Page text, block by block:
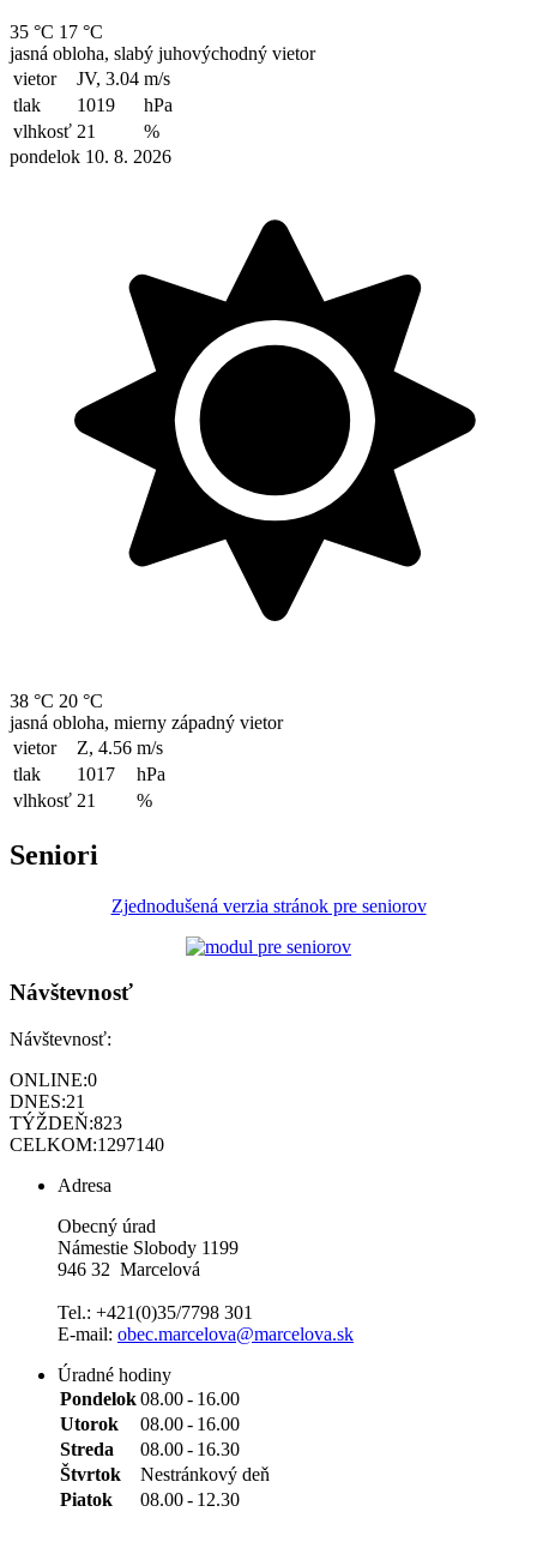
35 °C 17 °C
jasná obloha, slabý juhovýchodný vietor
vietor
JV, 3.04 m/s
tlak
1019
hPa
vlhkosť 21
%
pondelok 10. 8. 2026
38 °C 20 °C
jasná obloha, mierny západný vietor
vietor
Z, 4.56 m/s
tlak
1017
hPa
vlhkosť 21 %
Seniori
Zjednodušená verzia stránok pre seniorov
Návštevnosť
Návštevnosť:
ONLINE:0
DNES:21
TÝŽDEŇ:823
CELKOM:1297140
Adresa
Obecný úrad
Námestie Slobody 1199
946 32 Marcelová
Tel.: +421(0)35/7798 301
E-mail: obec.marcelova@marcelova.sk
Úradné hodiny
Pondelok08.00- 16.00
Utorok
08.00- 16.00
Streda
08.00- 16.30
Štvrtok
Nestránkový deň
Piatok
08.00- 12.30